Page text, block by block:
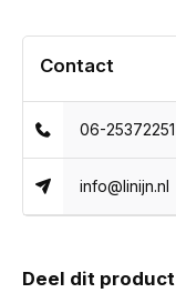
Contact
06-25372251
info@linijn.nl
Deel dit product